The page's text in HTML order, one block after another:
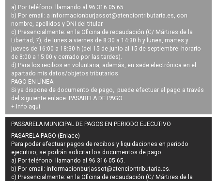
a) Por teléfono: llamando al 96 316 05 65.
b) Por email: a informacionburjassot@atenciontributaria.es , con
nombre, apellidos y DNI del titular.
c) Presencialmente: en la Oficina de recaudación (C/ Mártires de la
Libertad, 7), de lunes a viernes de 8:30 a 14:30 h y lunes, martes y
jueves de 16:00 a 18:30 h (del 15 de junio al 15 de septiembre: horario
de 8:00 a 15:00 y cerrado por las tardes).
d) Para los recibos en voluntaria, además, en sede electrónica en el
apartado mis datos/objetos tributarios.
PAGO EN LÍNEA:
Si ya dispone de documento de pago, puede efectuar el pago a través
del siguiente enlace: PASARELA DE PAGO
+ Info aquí
PASSARELA MUNICIPAL DE PAGOS EN PERIODO EJECUTIVO
PASARELA PAGO (Enlace)
Para poder efectuar pagos derecibos y liquidaciones en periodo
ejecutivo, se podrán solicitar los documentos de pago:
a) Por teléfono: llamando al 96 316 05 65.
b) Por email:informacionburjassot@atenciontributaria.es.
c) Presencialmente: en la Oficina de recaudación (C/ Mártires de la